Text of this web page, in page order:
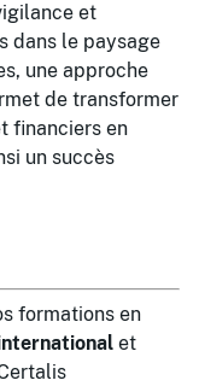
et
dans le paysage
une approche
de transformer
financiers en
un succès
formations en
et